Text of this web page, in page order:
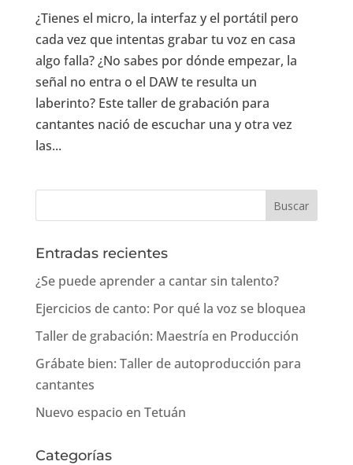
¿Tienes el micro, la interfaz y el portátil pero
cada vez que intentas grabar tu voz en casa
algo falla? ¿No sabes por dónde empezar, la
señal no entra o el DAW te resulta un
laberinto? Este taller de grabación para
cantantes nació de escuchar una y otra vez
las...
Entradas recientes
¿Se puede aprender a cantar sin talento?
Ejercicios de canto: Por qué la voz se bloquea
Taller de grabación: Maestría en Producción
Grábate bien: Taller de autoproducción para
cantantes
Nuevo espacio en Tetuán
Categorías